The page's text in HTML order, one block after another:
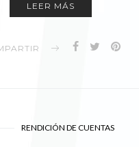
LEER MÁS
RENDICIÓN DE CUENTAS